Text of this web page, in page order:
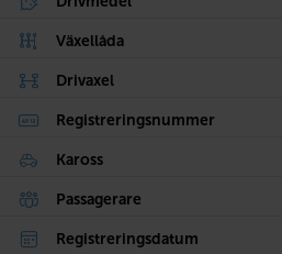
Växellåda
Drivaxel
Registreringsnummer
Kaross
Passagerare
Registreringsdatum